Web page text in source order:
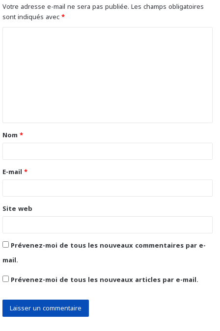
Votre adresse e-mail ne sera pas publiée. Les champs obligatoires
sont indiqués avec*
t
a
r
e
*
Nom *
E-mail *
Site web
Prévenez-moi de tous les nouveaux commentaires par e-
mail.
Prévenez-moi de tous les nouveaux articles par e-mail.